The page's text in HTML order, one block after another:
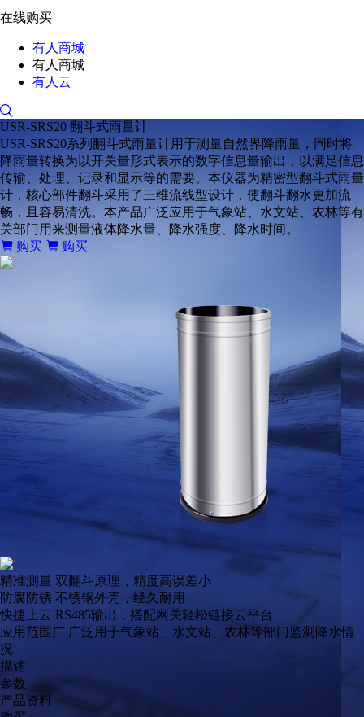
在线购买
有人商城
有人商城
有人云
USR-SRS20 翻斗式雨量计
USR-SRS20系列翻斗式雨量计用于测量自然界降雨量，同时将
降雨量转换为以开关量形式表示的数字信息量输出，以满足信息
传输、处理、记录和显示等的需要。本仪器为精密型翻斗式雨量
计，核心部件翻斗采用了三维流线型设计，使翻斗翻水更加流
畅，且容易清洗。本产品广泛应用于气象站、水文站、农林等有
关部门用来测量液体降水量、降水强度、降水时间。
购买
购买
精准测量 双翻斗原理，精度高误差小
防腐防锈 不锈钢外壳，经久耐用
快捷上云 RS485输出，搭配网关轻松链接云平台
应用范围广 广泛用于气象站、水文站、农林等部门监测降水情
况
描述
参数
产品资料